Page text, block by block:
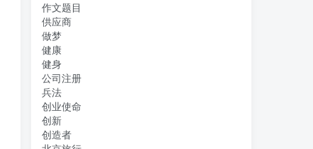
作文题目
供应商
做梦
健康
健身
公司注册
兵法
创业使命
创新
创造者